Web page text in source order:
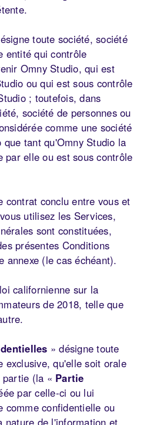
toute société, société
entité qui contrôle
Omny Studio, qui est
ou qui est sous contrôle
; toutefois, dans
société de personnes ou
comme une société
tant qu'Omny Studio la
par elle ou est sous contrôle
contrat conclu entre vous et
utilisez les Services,
sont constituées,
présentes Conditions
annexe (le cas échéant).
californienne sur la
de 2018, telle que
» désigne toute
exclusive, qu'elle soit orale
partie (la « Partie
par celle-ci ou lui
comme confidentielle ou
nature de l'information et